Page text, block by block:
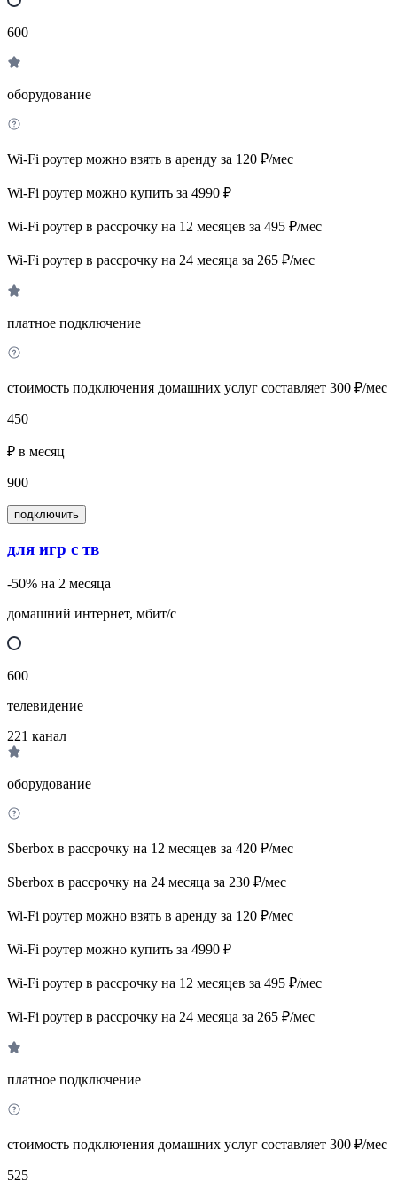
600
оборудование
Wi-Fi роутер можно взять в аренду за 120 ₽/мес
Wi-Fi роутер можно купить за 4990 ₽
Wi-Fi роутер в рассрочку на 12 месяцев за 495 ₽/мес
Wi-Fi роутер в рассрочку на 24 месяца за 265 ₽/мес
платное подключение
стоимость подключения домашних услуг составляет 300 ₽/мес
450
₽ в месяц
900
подключить
для игр с тв
-50% на 2 месяца
домашний интернет, мбит/с
600
телевидение
221 канал
оборудование
Sberbox в рассрочку на 12 месяцев за 420 ₽/мес
Sberbox в рассрочку на 24 месяца за 230 ₽/мес
Wi-Fi роутер можно взять в аренду за 120 ₽/мес
Wi-Fi роутер можно купить за 4990 ₽
Wi-Fi роутер в рассрочку на 12 месяцев за 495 ₽/мес
Wi-Fi роутер в рассрочку на 24 месяца за 265 ₽/мес
платное подключение
стоимость подключения домашних услуг составляет 300 ₽/мес
525